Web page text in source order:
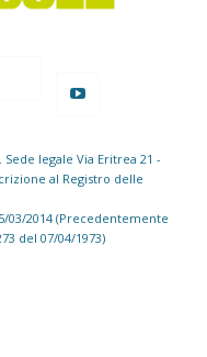
legale Via Eritrea 21 -
al Registro delle
03/2014 (Precedentemente
del 07/04/1973)